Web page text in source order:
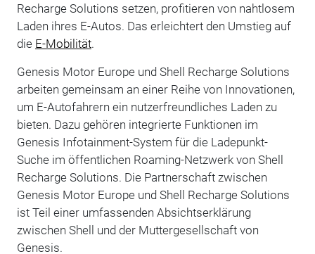
Recharge Solutions setzen, profitieren von nahtlosem
Laden ihres E-Autos. Das erleichtert den Umstieg auf
die E-Mobilität.
Genesis Motor Europe und Shell Recharge Solutions
arbeiten gemeinsam an einer Reihe von Innovationen,
um E-Autofahrern ein nutzerfreundliches Laden zu
bieten. Dazu gehören integrierte Funktionen im
Genesis Infotainment-System für die Ladepunkt-
Suche im öffentlichen Roaming-Netzwerk von Shell
Recharge Solutions. Die Partnerschaft zwischen
Genesis Motor Europe und Shell Recharge Solutions
ist Teil einer umfassenden Absichtserklärung
zwischen Shell und der Muttergesellschaft von
Genesis.